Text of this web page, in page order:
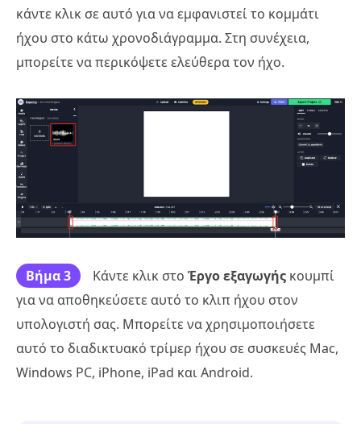
κάντε κλικ σε αυτό για να εμφανιστεί το κομμάτι
ήχου στο κάτω χρονοδιάγραμμα. Στη συνέχεια,
μπορείτε να περικόψετε ελεύθερα τον ήχο.
Βήμα 3 Κάντε κλικ στο Έργο εξαγωγής κουμπί
για να αποθηκεύσετε αυτό το κλιπ ήχου στον
υπολογιστή σας. Μπορείτε να χρησιμοποιήσετε
αυτό το διαδικτυακό τρίμερ ήχου σε συσκευές Mac,
Windows PC, iPhone, iPad και Android.